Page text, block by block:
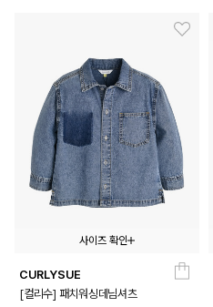
사이즈 확인
110120
CURLYSUE
[컬리수] 패치워싱데님셔츠